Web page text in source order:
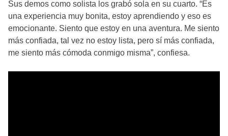
Sus demos como solista los grabó sola en su cuarto. “Es
una experiencia muy bonita, estoy aprendiendo y eso es
emocionante. Siento que estoy en una aventura. Me siento
más confiada, tal vez no estoy lista, pero sí más confiada,
me siento más cómoda conmigo misma”, confiesa.